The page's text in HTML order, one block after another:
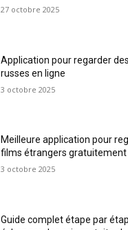
27 octobre 2025
Application pour regarder
russes en ligne
3 octobre 2025
Meilleure application pour
films étrangers gratuitement
3 octobre 2025
Guide complet étape par